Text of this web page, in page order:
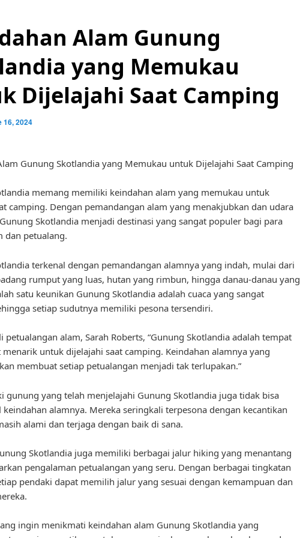
Alam Gunung
yang Memukau
Dijelajahi Saat Camping
16, 2024
Gunung Skotlandia yang Memukau untuk Dijelajahi Saat Camping
memang memiliki keindahan alam yang memukau untuk
camping. Dengan pemandangan alam yang menakjubkan dan udara
Skotlandia menjadi destinasi yang sangat populer bagi para
dan petualang.
terkenal dengan pemandangan alamnya yang indah, mulai dari
rumput yang luas, hutan yang rimbun, hingga danau-danau yang
satu keunikan Gunung Skotlandia adalah cuaca yang sangat
setiap sudutnya memiliki pesona tersendiri.
petualangan alam, Sarah Roberts, “Gunung Skotlandia adalah tempat
menarik untuk dijelajahi saat camping. Keindahan alamnya yang
membuat setiap petualangan menjadi tak terlupakan.”
gunung yang telah menjelajahi Gunung Skotlandia juga tidak bisa
keindahan alamnya. Mereka seringkali terpesona dengan kecantikan
alami dan terjaga dengan baik di sana.
Skotlandia juga memiliki berbagai jalur hiking yang menantang
pengalaman petualangan yang seru. Dengan berbagai tingkatan
pendaki dapat memilih jalur yang sesuai dengan kemampuan dan
ingin menikmati keindahan alam Gunung Skotlandia yang